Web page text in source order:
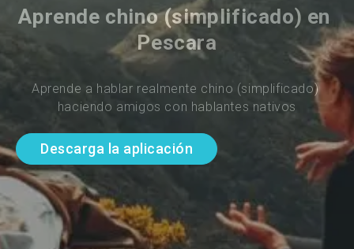
Aprende chino (simplificado) en
Pescara
Aprende a hablar realmente chino (simplificado)
haciendo amigos con hablantes nativos
Descarga la aplicación